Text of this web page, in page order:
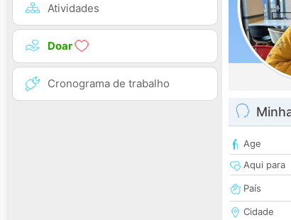
Atividades
Doar
Cronograma de trabalho
Age
Aqui para
País
Cidade